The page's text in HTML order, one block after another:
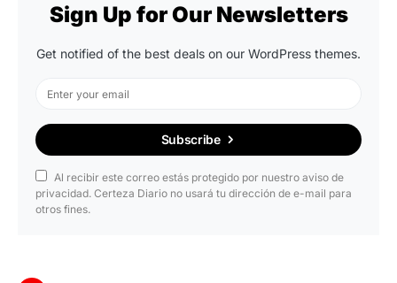
Sign Up for Our Newsletters
Get notified of the best deals on our WordPress themes.
Subscribe
Al recibir este correo estás protegido por nuestro aviso de
privacidad. Certeza Diario no usará tu dirección de e-mail para
otros fines.